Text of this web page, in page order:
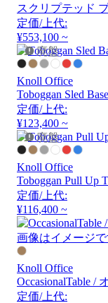
スクリプテッド
定価/上代:
¥553,100 ~
廃盤
Knoll Office
Toboggan Sled
定価/上代:
¥123,400 ~
廃盤
Knoll Office
Toboggan Pull Up
定価/上代:
¥116,400 ~
画像はイメージで
Knoll Office
OccasionalTable /
定価/上代: